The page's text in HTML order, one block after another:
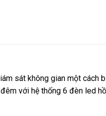
sát không gian một cách
với hệ thống 6 đèn led